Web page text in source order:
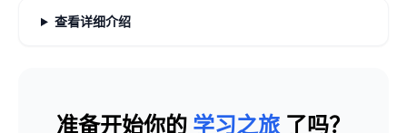
查看详细介绍
准备开始你的 学习之旅 了吗？